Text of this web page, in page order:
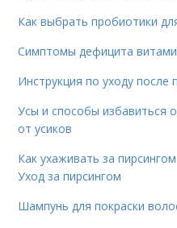
Как выбрать пробиотики
Симптомы дефицита
Инструкция по уходу после
Усы и способы избавиться
от усиков
Как ухаживать за
Уход за пирсингом
Шампунь для покраски